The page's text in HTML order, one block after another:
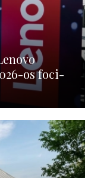
os foci-